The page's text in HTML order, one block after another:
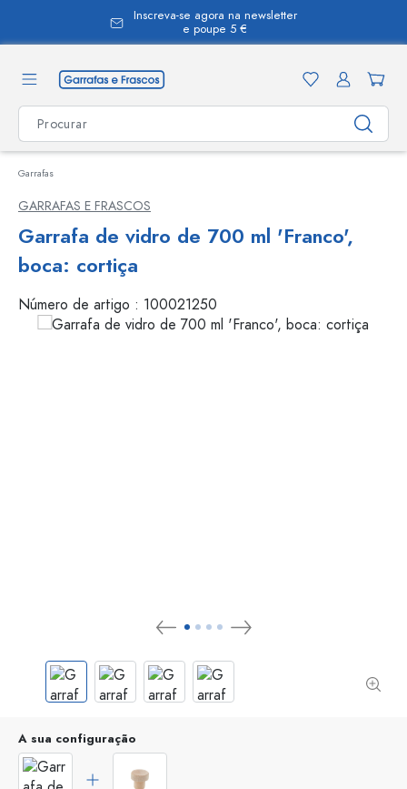
Inscreva-se agora na newsletter
e poupe 5 €
Garrafas
GARRAFAS E FRASCOS
Garrafa de vidro de 700 ml 'Franco',
boca: cortiça
Número de artigo : 100021250
A sua configuração